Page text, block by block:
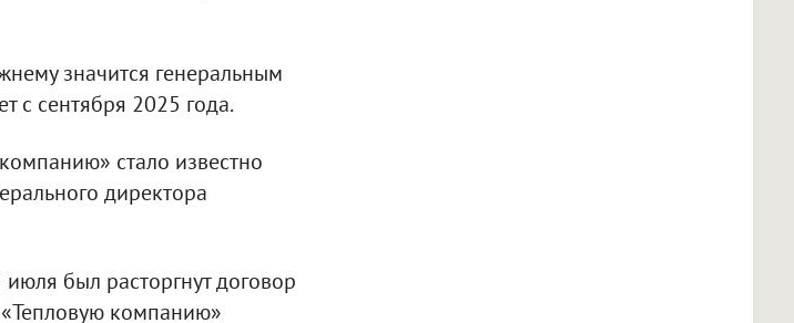
значится генеральным
с сентября 2025 года.
стало известно
директора
был расторгнут договор
компанию»